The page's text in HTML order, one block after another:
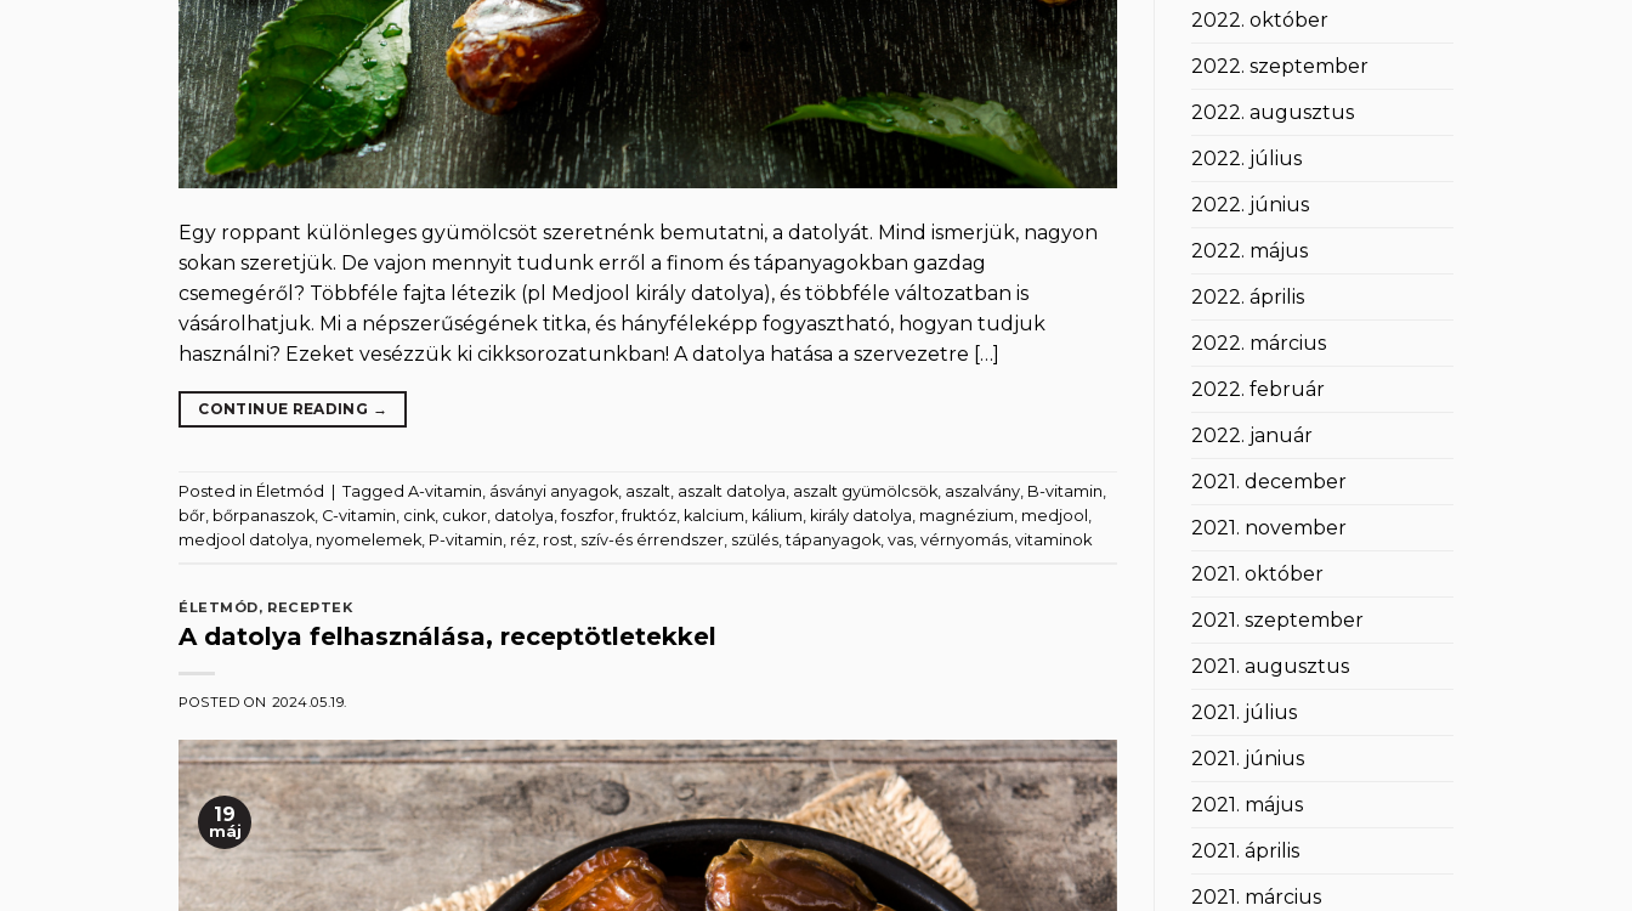
Egy roppant különleges gyümölcsöt szeretnénk bemutatni, a datolyát. Mind ismerjük, nagyon
sokan szeretjük. De vajon mennyit tudunk erről a finom és tápanyagokban gazdag
csemegéről? Többféle fajta létezik (pl Medjool király datolya), és többféle változatban is
vásárolhatjuk. Mi a népszerűségének titka, és hányféleképp fogyasztható, hogyan tudjuk
használni? Ezeket vesézzük ki cikksorozatunkban! A datolya hatása a szervezetre […]
CONTINUE READING →
Posted in Életmód Tagged A-vitamin ásványi anyagok aszalt aszalt datolya aszalt gyümölcsök aszalvány B-vitamin
bőr bőrpanaszok C-vitamin cink cukor datolya ,foszfor ,fruktóz kalcium kálium király datolya magnézium medjool
medjool datolya nyomelemek P-vitamin réz rost szív-és érrendszer szülés ,tápanyagok vas vérnyomás vitaminok
ÉLETMÓD, RECEPTEK
A datolya felhasználása, receptötletekkel
POSTED ON 2024.05.19.
19
máj
2022. október
2022. szeptember
2022. augusztus
2022. július
2022. június
2022. május
2022. április
2022. március
2022. február
2022. január
2021. december
2021. november
2021. október
2021. szeptember
2021. augusztus
2021. július
2021. június
2021. május
2021. április
2021. március